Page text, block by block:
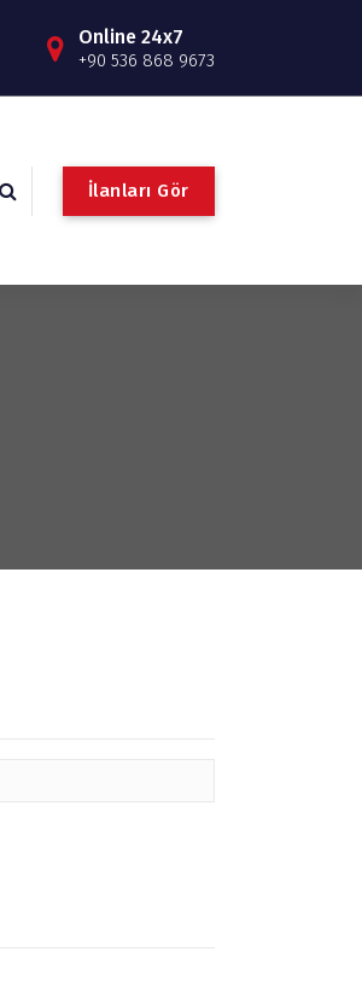
Online 24x7
+90 536 868 9673
İlanları Gör